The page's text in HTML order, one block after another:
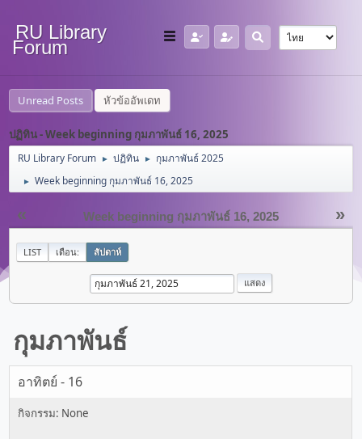
RU Library
Forum
Unread Posts หัวข้ออัพเดท
ปฏิทิน - Week beginning กุมภาพันธ์ 16, 2025
RU Library Forum ► ปฏิทิน ► กุมภาพันธ์ 2025
► Week beginning กุมภาพันธ์ 16, 2025
« »
Week beginning กุมภาพันธ์ 16, 2025
LIST เดือน: สัปดาห์
กุมภาพันธ์
อาทิตย์ - 16